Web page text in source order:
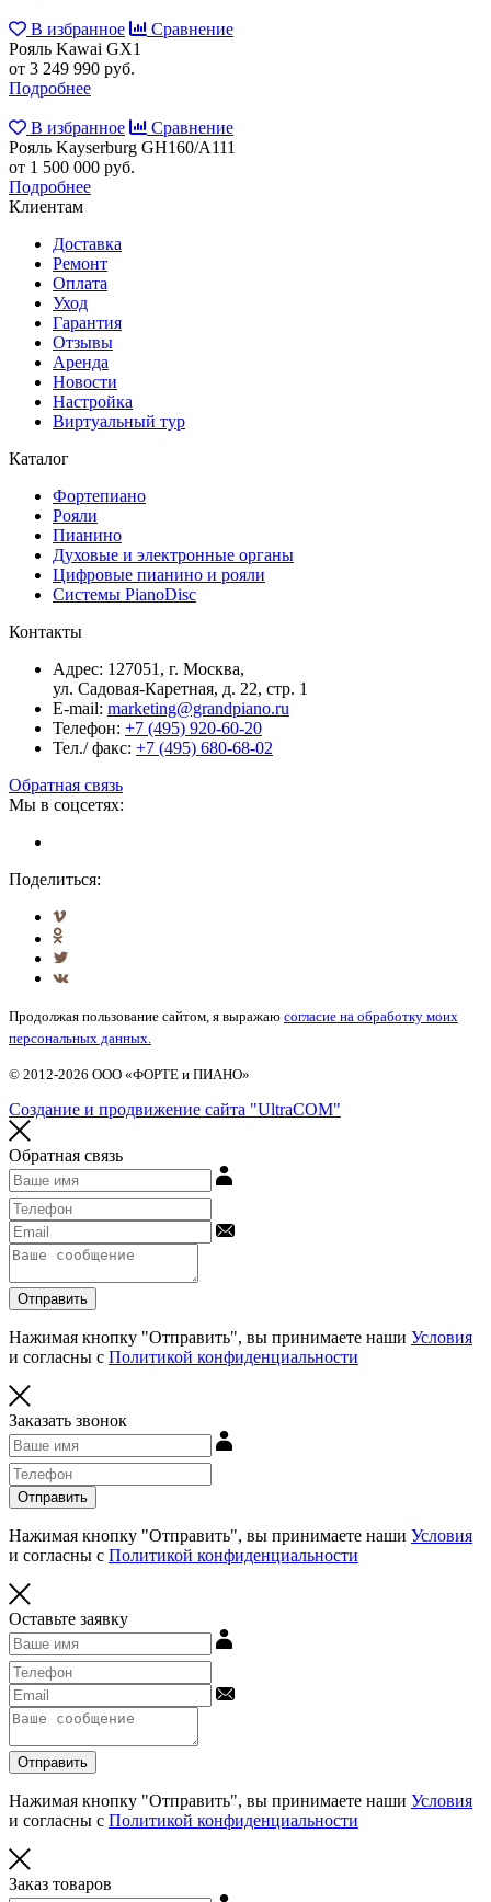
В избранное
Сравнение
Рояль Kawai GX1
от 3 249 990 руб.
Подробнее
В избранное
Сравнение
Рояль Kayserburg GH160/A111
от 1 500 000 руб.
Подробнее
Клиентам
Доставка
Ремонт
Оплата
Уход
Гарантия
Отзывы
Аренда
Новости
Настройка
Виртуальный тур
Каталог
Фортепиано
Рояли
Пианино
Духовые и электронные органы
Цифровые пианино и рояли
Системы PianoDisc
Контакты
Адрес: 127051, г. Москва,
ул. Садовая-Каретная, д. 22, стр. 1
E-mail: marketing@grandpiano.ru
Телефон: +7 (495) 920-60-20
Тел./ факс: +7 (495) 680-68-02
Обратная связь
Мы в соцсетях:
Поделиться:
Продолжая пользование сайтом, я выражаю согласие на обработку моих
персональных данных.
© 2012-2026 ООО «ФОРТЕ и ПИАНО»
Создание и продвижение сайта "UltraCOM"
Обратная связь
Отправить
Нажимая кнопку "Отправить", вы принимаете наши Условия
и согласны с Политикой конфиденциальности
Заказать звонок
Отправить
Нажимая кнопку "Отправить", вы принимаете наши Условия
и согласны с Политикой конфиденциальности
Оставьте заявку
Отправить
Нажимая кнопку "Отправить", вы принимаете наши Условия
и согласны с Политикой конфиденциальности
Заказ товаров